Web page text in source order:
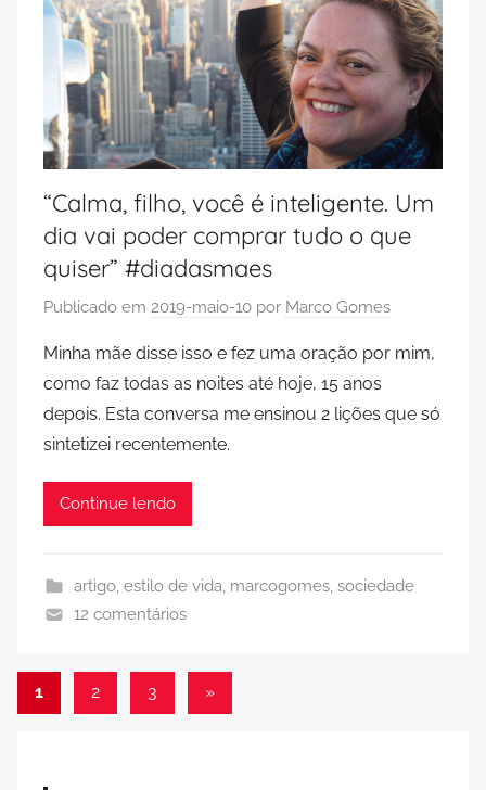
“Calma, filho, você é inteligente. Um
dia vai poder comprar tudo o que
quiser” #diadasmaes
Publicado em 2019-maio-10 por Marco Gomes
Minha mãe disse isso e fez uma oração por mim,
como faz todas as noites até hoje, 15 anos
depois. Esta conversa me ensinou 2 lições que só
sintetizei recentemente.
Continue lendo
artigo, estilo de vida marcogomes, sociedade
12 comentários
Paginação
1 2 3
Post
seguinte
»